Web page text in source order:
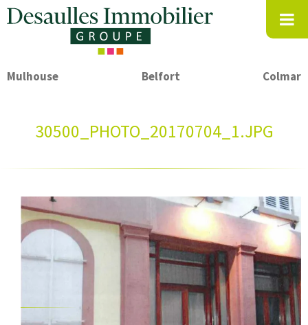
Mulhouse Belfort Colmar
30500_PHOTO_20170704_1.JPG